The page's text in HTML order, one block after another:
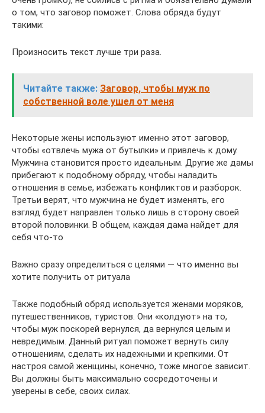
о том, что заговор поможет. Слова обряда будут
такими:
Произносить текст лучше три раза.
Читайте также: Заговор, чтобы муж по
собственной воле ушел от меня
Некоторые жены используют именно этот заговор,
чтобы «отвлечь мужа от бутылки» и привлечь к дому.
Мужчина становится просто идеальным. Другие же дамы
прибегают к подобному обряду, чтобы наладить
отношения в семье, избежать конфликтов и разборок.
Третьи верят, что мужчина не будет изменять, его
взгляд будет направлен только лишь в сторону своей
второй половинки. В общем, каждая дама найдет для
себя что-то
Важно сразу определиться с целями — что именно вы
хотите получить от ритуала
Также подобный обряд используется женами моряков,
путешественников, туристов. Они «колдуют» на то,
чтобы муж поскорей вернулся, да вернулся целым и
невредимым. Данный ритуал поможет вернуть силу
отношениям, сделать их надежными и крепкими. От
настроя самой женщины, конечно, тоже многое зависит.
Вы должны быть максимально сосредоточены и
уверены в себе, своих силах.